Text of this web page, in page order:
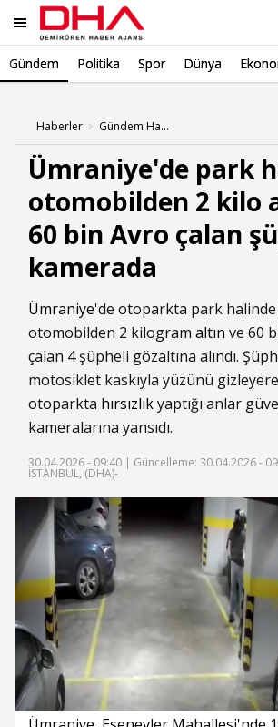
Gündem Politika Spor Dünya
Haberler Gündem Haberleri
Ümraniye'de park
otomobilden 2 kilo
60 bin Avro çalan
kamerada
Ümraniye'de otoparkta park
otomobilden 2 kilogram altın ve 60
çalan 4 şüpheli gözaltına alındı.
motosiklet kaskıyla yüzünü
otoparkta hırsızlıkyaptığı anlar
kameralarına yansıdı.
30.04.2026 - 09:40 | Güncelleme: 30.04.2026 -
İSTANBUL, (DHA)-
Süre
Süre
0%
0%